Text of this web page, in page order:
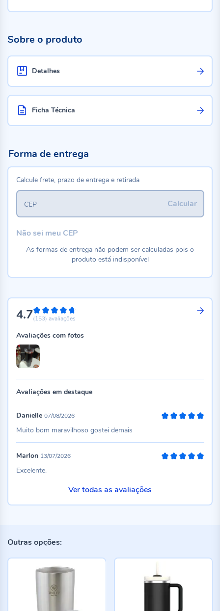
Sobre o produto
Detalhes
Ficha Técnica
4.794%
(153) avaliações
Avaliações com fotos
Avaliações em destaque
Danielle 07/08/2026
Muito bom maravilhoso gostei demais
Marlon 13/07/2026
Excelente.
Ver todas as avaliações
Forma de entrega
Calcule frete, prazo de entrega e retirada
Calcular
CEP
Não sei meu CEP
As formas de entrega não podem ser calculadas pois o
produto está indisponível
Outras opções: